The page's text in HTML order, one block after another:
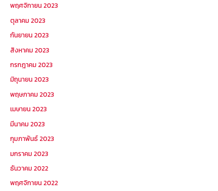
พฤศจิกายน 2023
ตุลาคม 2023
กันยายน 2023
สิงหาคม 2023
กรกฎาคม 2023
มิถุนายน 2023
พฤษภาคม 2023
เมษายน 2023
มีนาคม 2023
กุมภาพันธ์ 2023
มกราคม 2023
ธันวาคม 2022
พฤศจิกายน 2022